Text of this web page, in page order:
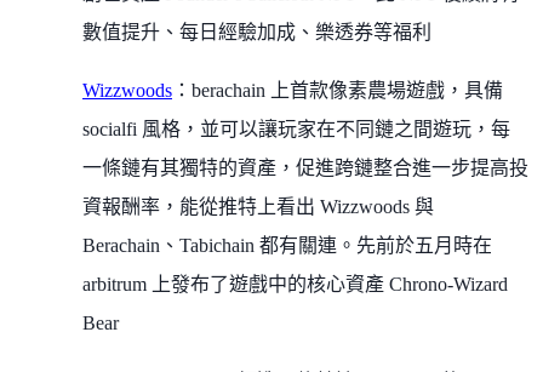
數值提升、每日經驗加成、樂透券等福利
Wizzwoods ：berachain 上首款像素農場遊戲，具備
socialfi 風格，並可以讓玩家在不同鏈之間遊玩，每
一條鏈有其獨特的資產，促進跨鏈整合進一步提高投
資報酬率，能從推特上看出 Wizzwoods 與
Berachain、Tabichain 都有關連。先前於五月時在
arbitrum 上發布了遊戲中的核心資產 Chrono-Wizard
Bear